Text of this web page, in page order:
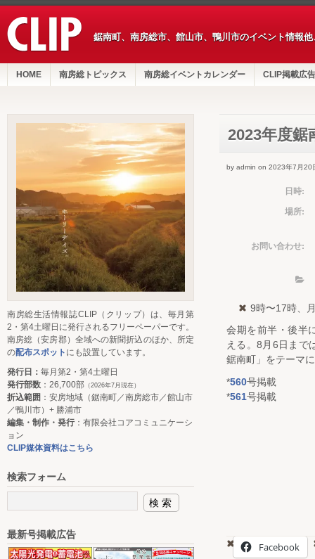
鋸南町、南房総市、館山市、鴨川市のイベント情報
HOME 南房総トピックス 南房総イベントカレンダー CLIP掲載広告
2023年度鋸
by admin on 2023年7月20
日時:
場所:
お問い合わせ:
9時〜17時、
会期を前半・後半
える。8月6日まで
鋸南町」をテーマ
*560号掲載
*561号掲載
Facebook
南房総生活情報誌CLIP（クリップ）は、毎月第
2・第4土曜日に発行されるフリーペーパーです。
南房総（安房郡）全域への新聞折込のほか、所定
の配布スポット にも設置しています。
発行日： 毎月第2・第4土曜日
発行部数 ：26,700部 （2026年7月現在）
折込範囲 ：安房地域（鋸南町／南房総市／館山市
／鴨川市）+ 勝浦市
編集・制作・発行：有限会社コアコミュニケーシ
ョン
CLIP媒体資料はこちら
検索フォーム
最新号掲載広告